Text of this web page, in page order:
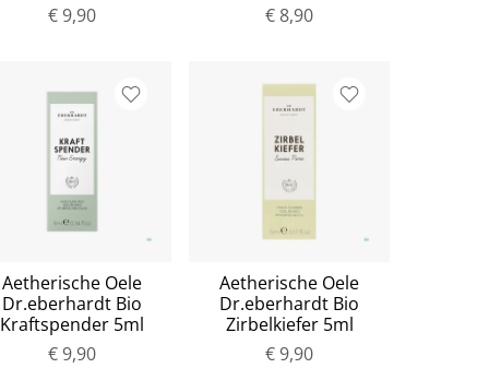
€ 9,90
€ 8,90
Aetherische Oele
Dr.eberhardt Bio
Kraftspender 5ml
€ 9,90
Aetherische Oele
Dr.eberhardt Bio
Zirbelkiefer 5ml
€ 9,90